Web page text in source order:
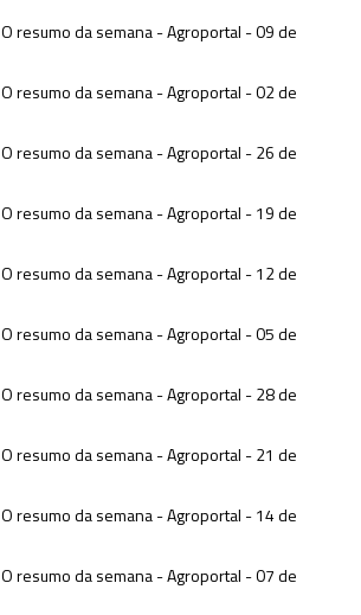
O resumo da semana - Agroportal - 09 de
O resumo da semana - Agroportal - 02 de
O resumo da semana - Agroportal - 26 de
O resumo da semana - Agroportal - 19 de
O resumo da semana - Agroportal - 12 de
O resumo da semana - Agroportal - 05 de
O resumo da semana - Agroportal - 28 de
O resumo da semana - Agroportal - 21 de
O resumo da semana - Agroportal - 14 de
O resumo da semana - Agroportal - 07 de